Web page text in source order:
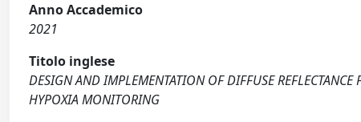
Anno Accademico
2021
Titolo inglese
DESIGN AND IMPLEMENTATION OF DIFFUSE
HYPOXIA MONITORING